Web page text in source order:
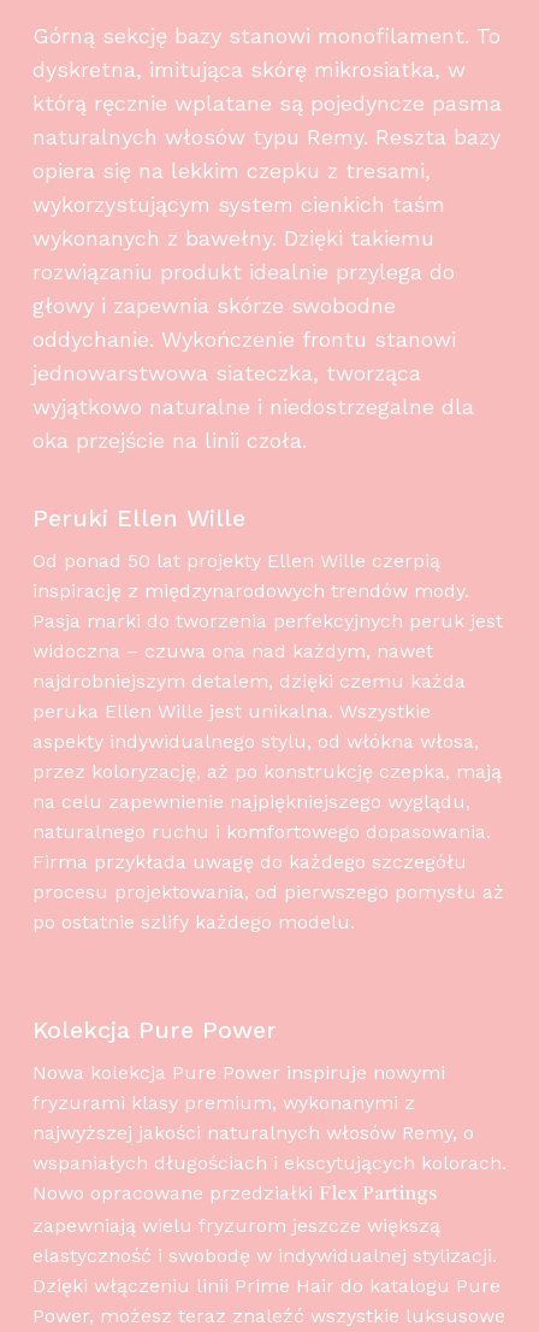
Górną sekcję bazy stanowi monofilament. To
dyskretna, imitująca skórę mikrosiatka, w
którą ręcznie wplatane są pojedyncze pasma
naturalnych włosów typu Remy. Reszta bazy
opiera się na lekkim czepku z tresami,
wykorzystującym system cienkich taśm
wykonanych z bawełny. Dzięki takiemu
rozwiązaniu produkt idealnie przylega do
głowy i zapewnia skórze swobodne
oddychanie. Wykończenie frontu stanowi
jednowarstwowa siateczka, tworząca
wyjątkowo naturalne i niedostrzegalne dla
oka przejście na linii czoła.
Peruki Ellen Wille
Od ponad 50 lat projekty Ellen Wille czerpią
inspirację z międzynarodowych trendów mody.
Pasja marki do tworzenia perfekcyjnych peruk jest
widoczna – czuwa ona nad każdym, nawet
najdrobniejszym detalem, dzięki czemu każda
peruka Ellen Wille jest unikalna. Wszystkie
aspekty indywidualnego stylu, od włókna włosa,
przez koloryzację, aż po konstrukcję czepka, mają
na celu zapewnienie najpiękniejszego wyglądu,
naturalnego ruchu i komfortowego dopasowania.
Firma przykłada uwagę do każdego szczegółu
procesu projektowania, od pierwszego pomysłu aż
po ostatnie szlify każdego modelu.
Kolekcja Pure Power
Nowa kolekcja Pure Power inspiruje nowymi
fryzurami klasy premium, wykonanymi z
najwyższej jakości naturalnych włosów Remy, o
wspaniałych długościach i ekscytujących kolorach.
Nowo opracowane przedziałki Flex Partings
zapewniają wielu fryzurom jeszcze większą
elastyczność i swobodę w indywidualnej stylizacji.
Dzięki włączeniu linii Prime Hair do katalogu Pure
Power, możesz teraz znaleźć wszystkie luksusowe